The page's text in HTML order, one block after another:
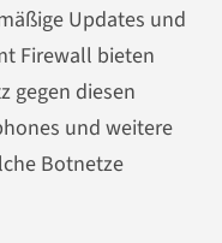
Updates und
Firewall bieten
gegen diesen
und weitere
Botnetze